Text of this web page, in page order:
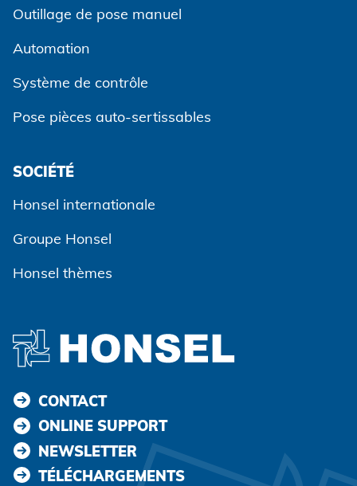
Outillage de pose manuel
Automation
Système de contrôle
Pose pièces auto-sertissables
SOCIÉTÉ
Honsel internationale
Groupe Honsel
Honsel thèmes
CONTACT
ONLINE SUPPORT
NEWSLETTER
TÉLÉCHARGEMENTS